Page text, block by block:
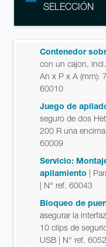
SELECCIÓN
Contenedor
con un cajón,
An x P x A (mm):
60010
Juego de
seguro de dos
200 R una
60009
Servicio:
apilamiento |
| N° ref. 60043
Bloqueo de
asegurar la
10 clips de
USB | N° ref.